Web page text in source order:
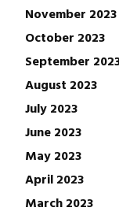
November 2023
October 2023
September
August 2023
July 2023
June 2023
May 2023
April 2023
March 2023